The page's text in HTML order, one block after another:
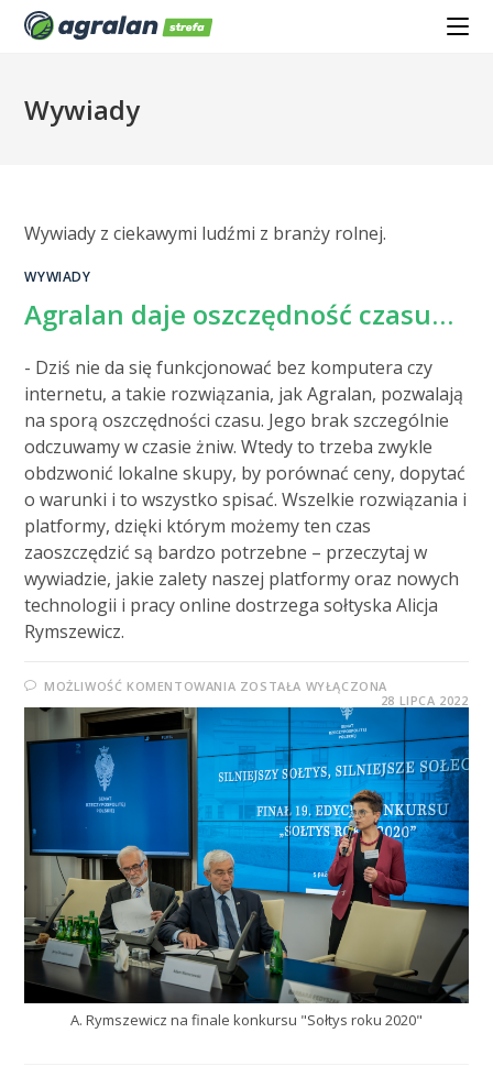
Wywiady
Wywiady z ciekawymi ludźmi z branży rolnej.
WYWIADY
Agralan daje oszczędność czasu…
- Dziś nie da się funkcjonować bez komputera czy
internetu, a takie rozwiązania, jak Agralan, pozwalają
na sporą oszczędności czasu. Jego brak szczególnie
odczuwamy w czasie żniw. Wtedy to trzeba zwykle
obdzwonić lokalne skupy, by porównać ceny, dopytać
o warunki i to wszystko spisać. Wszelkie rozwiązania i
platformy, dzięki którym możemy ten czas
zaoszczędzić są bardzo potrzebne – przeczytaj w
wywiadzie, jakie zalety naszej platformy oraz nowych
technologii i pracy online dostrzega sołtyska Alicja
Rymszewicz.
MOŻLIWOŚĆ KOMENTOWANIA ZOSTAŁA WYŁĄCZONA
28 LIPCA 2022
A. Rymszewicz na finale konkursu "Sołtys roku 2020"